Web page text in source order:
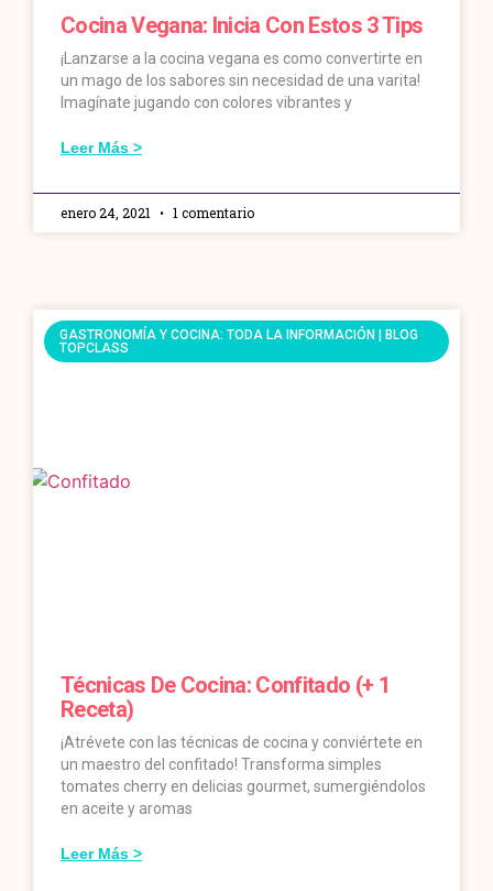
Cocina Vegana: Inicia Con Estos 3 Tips
¡Lanzarse a la cocina vegana es como convertirte en
un mago de los sabores sin necesidad de una varita!
Imagínate jugando con colores vibrantes y
Leer Más >
enero 24, 2021 1 comentario
GASTRONOMÍA Y COCINA: TODA LA INFORMACIÓN | BLOG
TOPCLASS
Técnicas De Cocina: Confitado (+ 1
Receta)
¡Atrévete con las técnicas de cocina y conviértete en
un maestro del confitado! Transforma simples
tomates cherry en delicias gourmet, sumergiéndolos
en aceite y aromas
Leer Más >